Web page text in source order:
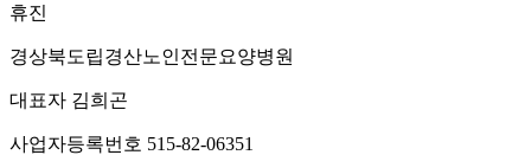
휴진
경상북도립경산노인전문요양병원
대표자 김희곤
사업자등록번호 515-82-06351